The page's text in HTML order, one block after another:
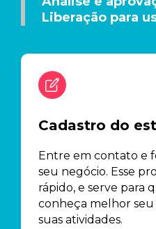
Liberação para
Cadastro do
Entre em contato e
seu negócio. Esse
rápido, e serve para
conheça melhor
suas atividades.